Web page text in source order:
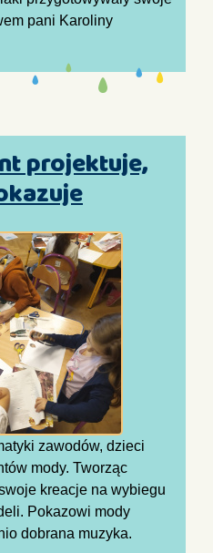
pani Karoliny
projektuje,
zawodów, dzieci
mody. Tworząc
kreacje na wybiegu
Pokazowi mody
dobrana muzyka.